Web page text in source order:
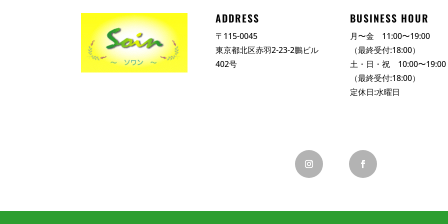
ADDRESS
〒115-0045
東京都北区赤羽2-23-2鵬ビル
402号
BUSINESS HOUR
月〜金 11:00〜19:00
（最終受付:18:00）
土・日・祝 10:00〜19:00
（最終受付:18:00）
定休日:水曜日